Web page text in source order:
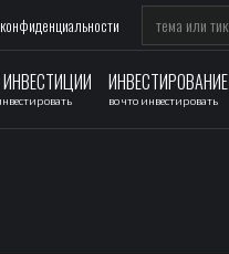
ИНВЕСТИРОВАНИЕ
во что инвестировать